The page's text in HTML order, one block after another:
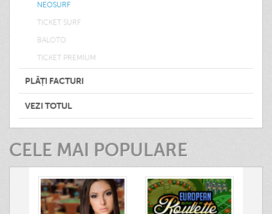
NEOSURF
TICKET SURF
BALOTO
TICKET PREMIUM
PLĂȚI FACTURI
VEZI TOTUL
CELE MAI POPULARE